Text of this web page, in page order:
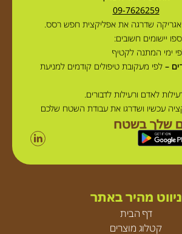
09-7626259
שדרגה את אפליקצית חפש רסס.
יישומים חשובים:
ימי המתנה לקטיף
– לפי מעקובת טיפולים קודמים למניעת
לאדם ורעילות לדבורים.
עכשיו ושדרגו את עבודת השטח שלכם
שלך בשטח
ניווט מהיר באתר
דף הבית
קטלוג מוצרים